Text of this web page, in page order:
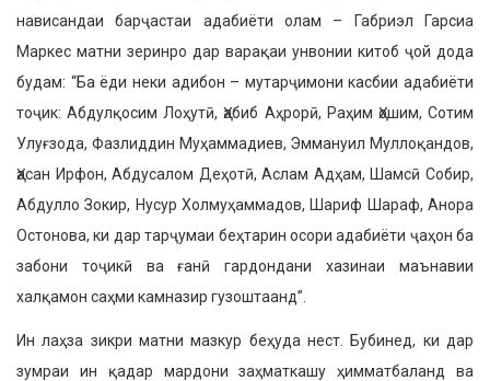
нависандаи барҷастаи адабиёти олам – Габриэл Гарсиа
Маркес матни зеринро дар варақаи унвонии китоб ҷой дода
будам: “Ба ёди неки адибон – мутарҷимони касбии адабиёти
тоҷик: Абдулқосим Лоҳутӣ, Ҳабиб Аҳрорӣ, Раҳим Ҳошим, Сотим
Улуғзода, Фазлиддин Муҳаммадиев, Эммануил Муллоқандов,
Ҳасан Ирфон, Абдусалом Деҳотӣ, Аслам Адҳам, Шамсӣ Собир,
Абдулло Зокир, Нусур Холмуҳаммадов, Шариф Шараф, Анора
Остонова, ки дар тарҷумаи беҳтарин осори адабиёти ҷаҳон ба
забони тоҷикӣ ва ғанӣ гардондани хазинаи маънавии
халқамон саҳми камназир гузоштаанд”.
Ин лаҳза зикри матни мазкур беҳуда нест. Бубинед, ки дар
зумраи ин қадар мардони заҳматкашу ҳимматбаланд ва